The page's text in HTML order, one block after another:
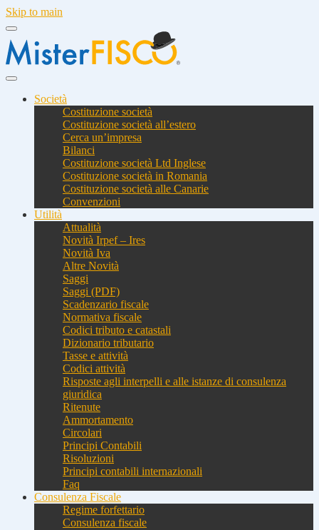
Skip to main
Società
Costituzione società
Costituzione società all’estero
Cerca un’impresa
Bilanci
Costituzione società Ltd Inglese
Costituzione società in Romania
Costituzione società alle Canarie
Convenzioni
Utilità
Attualità
Novità Irpef – Ires
Novità Iva
Altre Novità
Saggi
Saggi (PDF)
Scadenzario fiscale
Normativa fiscale
Codici tributo e catastali
Dizionario tributario
Tasse e attività
Codici attività
Risposte agli interpelli e alle istanze di consulenza
giuridica
Ritenute
Ammortamento
Circolari
Principi Contabili
Risoluzioni
Principi contabili internazionali
Faq
Consulenza Fiscale
Regime forfettario
Consulenza fiscale